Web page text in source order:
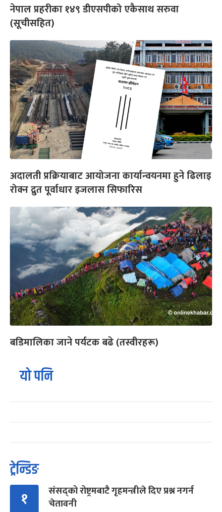
नेपाल प्रहरीका १४९ डीएसपीको एकैसाथ सरुवा
(सूचीसहित)
अदालती प्रक्रियाबाट आयोजना कार्यान्वयनमा हुने ढिलाइ
रोक्न द्रुत पूर्वाधार इजलास सिफारिस
बडिमालिका जाने पर्यटक बढे (तस्वीरहरू)
यो पनि
ट्रेन्डिङ
१
संसद्को रोष्ट्रमबाटै गृहमन्त्रीले दिए प्रश्न नगर्न
चेतावनी